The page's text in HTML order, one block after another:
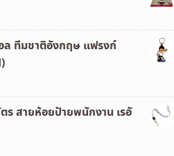
ทีมชาติอังกฤษ แฟรงก์
สายห้อยป้ายพนักงาน เรอั